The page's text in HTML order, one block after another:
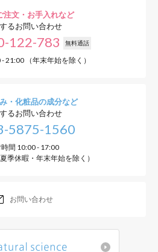
注文・お手入れなど
るお問い合わせ
122-783 無料通話
21:00 （年末年始を除く）
・化粧品の成分など
るお問い合わせ
5875-1560
間 10:00 - 17:00
季休暇・年末年始を除く）
お問い合わせ